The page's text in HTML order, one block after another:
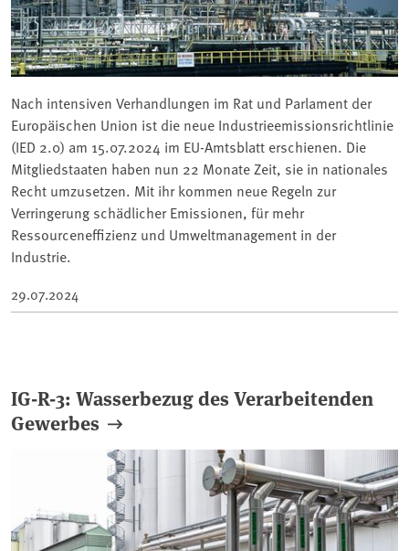
Nach intensiven Verhandlungen im Rat und Parlament der
Europäischen Union ist die neue Industrieemissionsrichtlinie
(IED 2.0) am 15.07.2024 im EU-Amtsblatt erschienen. Die
Mitgliedstaaten haben nun 22 Monate Zeit, sie in nationales
Recht umzusetzen. Mit ihr kommen neue Regeln zur
Verringerung schädlicher Emissionen, für mehr
Ressourceneffizienz und Umweltmanagement in der
Industrie.
29.07.2024
IG-R-3: Wasserbezug des Verarbeitenden
Gewerbes